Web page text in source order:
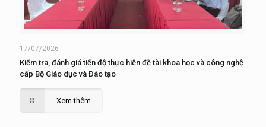
17/07/2026
Kiểm tra, đánh giá tiến độ thực hiện đề tài khoa học và công nghệ
cấp Bộ Giáo dục và Đào tạo
Xem thêm